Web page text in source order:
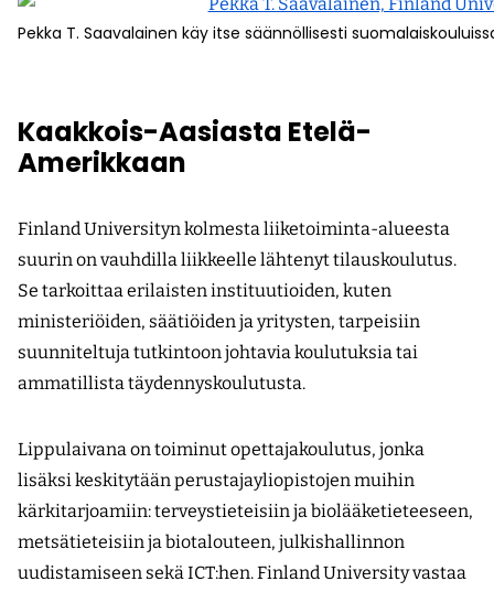
Pekka T. Saavalainen käy itse säännöllisesti
Kaakkois-Aasiasta Etelä-
Amerikkaan
Finland Universityn kolmesta liiketoiminta-alueesta
suurin on vauhdilla liikkeelle lähtenyt tilauskoulutus.
Se tarkoittaa erilaisten instituutioiden, kuten
ministeriöiden, säätiöiden ja yritysten, tarpeisiin
suunniteltuja tutkintoon johtavia koulutuksia tai
ammatillista täydennyskoulutusta.
Lippulaivana on toiminut opettajakoulutus, jonka
lisäksi keskitytään perustajayliopistojen muihin
kärkitarjoamiin: terveystieteisiin ja biolääketieteeseen,
metsätieteisiin ja biotalouteen, julkishallinnon
uudistamiseen sekä ICT:hen. Finland University vastaa